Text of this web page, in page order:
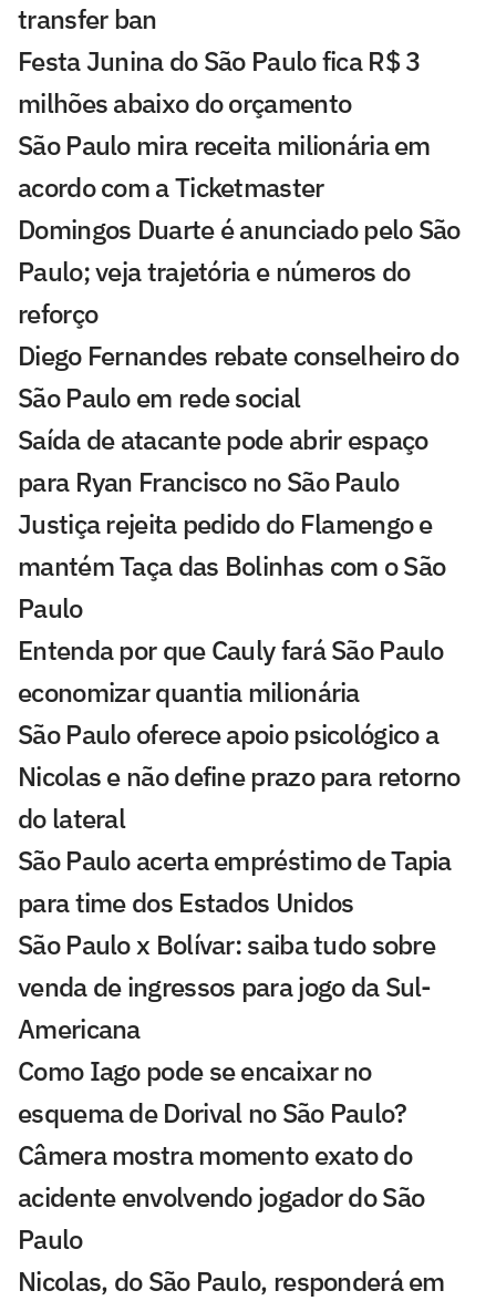
transfer ban
Festa Junina do São Paulo fica R$ 3
milhões abaixo do orçamento
São Paulo mira receita milionária em
acordo com a Ticketmaster
Domingos Duarte é anunciado pelo São
Paulo; veja trajetória e números do
reforço
Diego Fernandes rebate conselheiro do
São Paulo em rede social
Saída de atacante pode abrir espaço
para Ryan Francisco no São Paulo
Justiça rejeita pedido do Flamengo e
mantém Taça das Bolinhas com o São
Paulo
Entenda por que Cauly fará São Paulo
economizar quantia milionária
São Paulo oferece apoio psicológico a
Nicolas e não define prazo para retorno
do lateral
São Paulo acerta empréstimo de Tapia
para time dos Estados Unidos
São Paulo x Bolívar: saiba tudo sobre
venda de ingressos para jogo da Sul-
Americana
Como Iago pode se encaixar no
esquema de Dorival no São Paulo?
Câmera mostra momento exato do
acidente envolvendo jogador do São
Paulo
Nicolas, do São Paulo, responderá em